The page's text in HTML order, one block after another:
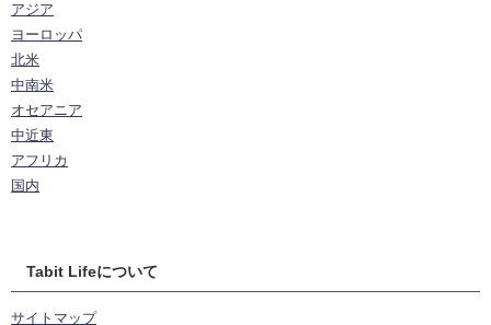
アジア
ヨーロッパ
北米
中南米
オセアニア
中近東
アフリカ
国内
Tabit Lifeについて
サイトマップ